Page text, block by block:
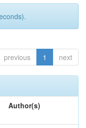
previous 1 next
Author(s)